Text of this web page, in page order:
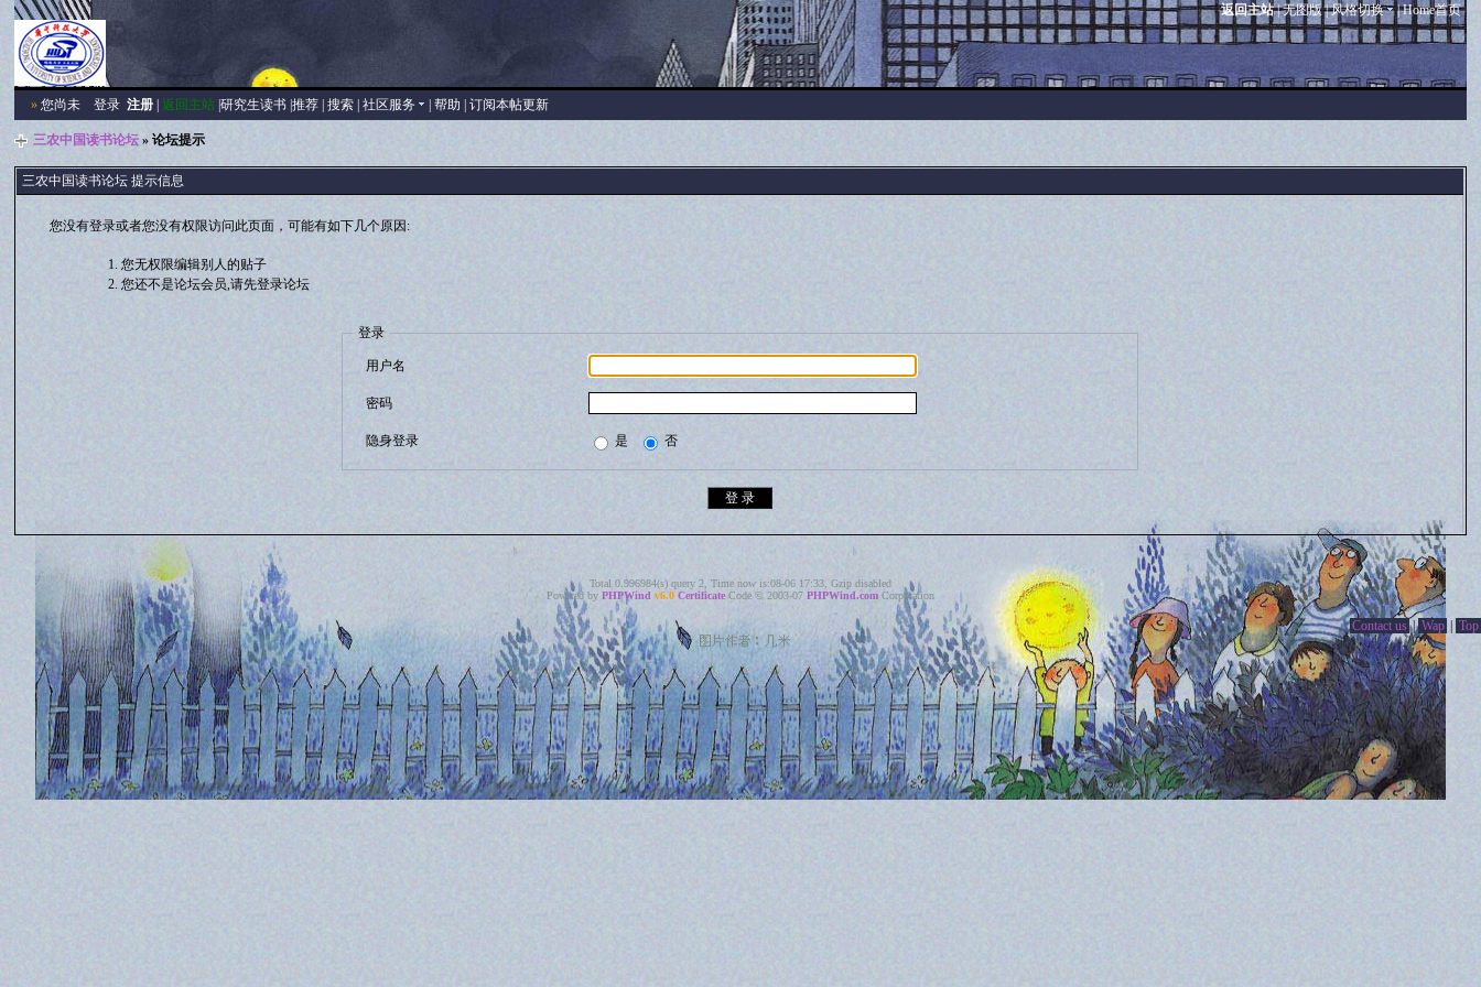
返回主站|无图版|风格切换 |Home首页
» 您尚未登录 注册 |返回主站 |研究生读书 |推荐 |搜索 |社区服务 |帮助 |订阅本帖更新
三农中国读书论坛 » 论坛提示
三农中国读书论坛 提示信息
您没有登录或者您没有权限访问此页面，可能有如下几个原因:
您无权限编辑别人的贴子
您还不是论坛会员,请先登录论坛
登录
用户名
密码
隐身登录 是 否
Total 0.996984(s) query 2, Time now is:08-06 17:33, Gzip disabled
Powered by PHPWind v6.0 Certificate Code © 2003-07 PHPWind.com Corporation
Contact us | Wap | Top